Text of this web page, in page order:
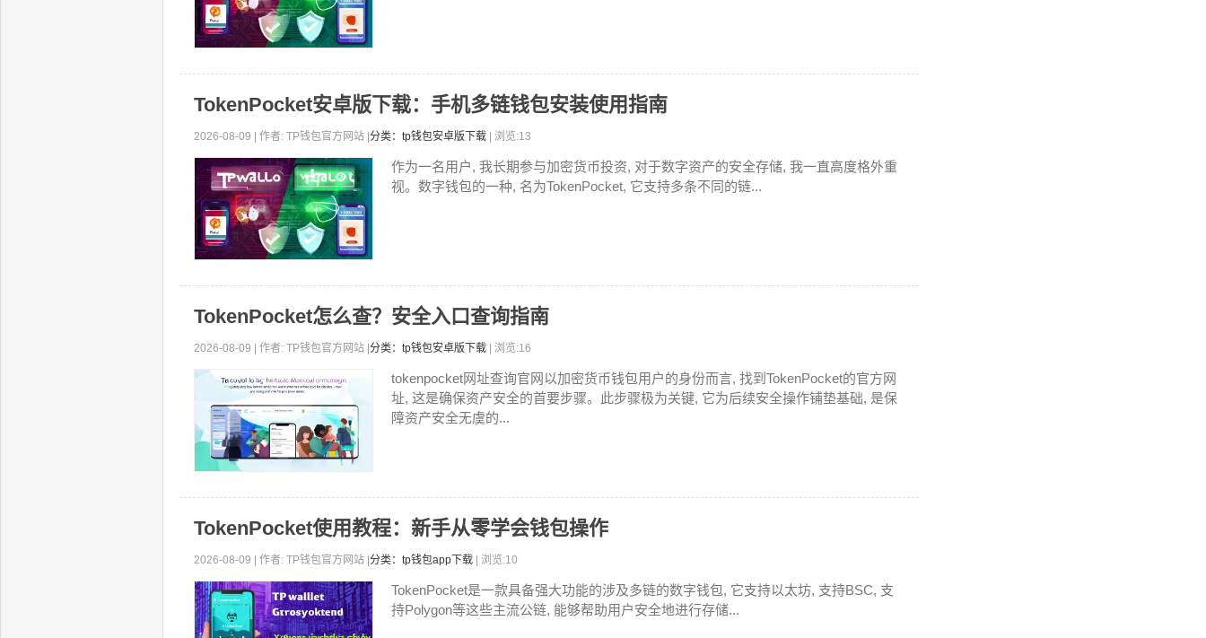
TokenPocket安卓版下载：手机多链钱包安装使用指南
2026-08-09 | 作者: TP钱包官方网站 | 分类：tp钱包安卓版下载 | 浏览:13
作为一名用户, 我长期参与加密货币投资, 对于数字资产的安全存储, 我一直高度格外重
视。数字钱包的一种, 名为TokenPocket, 它支持多条不同的链...
TokenPocket怎么查？安全入口查询指南
2026-08-09 | 作者: TP钱包官方网站 | 分类：tp钱包安卓版下载 | 浏览:16
tokenpocket网址查询官网以加密货币钱包用户的身份而言, 找到TokenPocket的官方网
址, 这是确保资产安全的首要步骤。此步骤极为关键, 它为后续安全操作铺垫基础, 是保
障资产安全无虞的...
TokenPocket使用教程：新手从零学会钱包操作
2026-08-09 | 作者: TP钱包官方网站 | 分类：tp钱包app下载 | 浏览:10
TokenPocket是一款具备强大功能的涉及多链的数字钱包, 它支持以太坊, 支持BSC, 支
持Polygon等这些主流公链, 能够帮助用户安全地进行存储...